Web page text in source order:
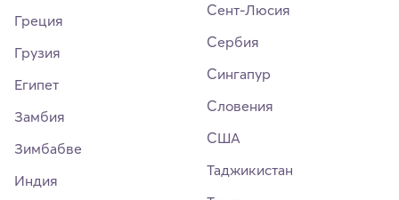
Греция
Грузия
Египет
Замбия
Зимбабве
Индия
Сент-Люсия
Сербия
Сингапур
Словения
США
Таджикистан